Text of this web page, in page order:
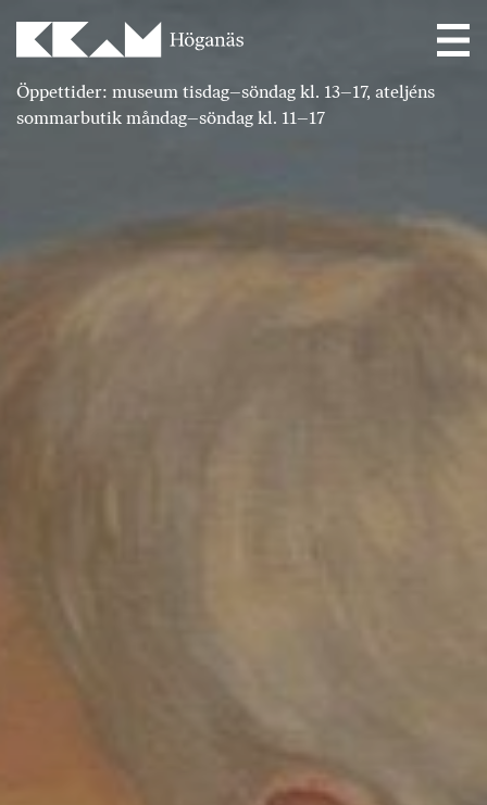
Main Navigation
Öppettider: museum tisdag–söndag kl. 13–17, ateljéns
sommarbutik måndag–söndag kl. 11–17